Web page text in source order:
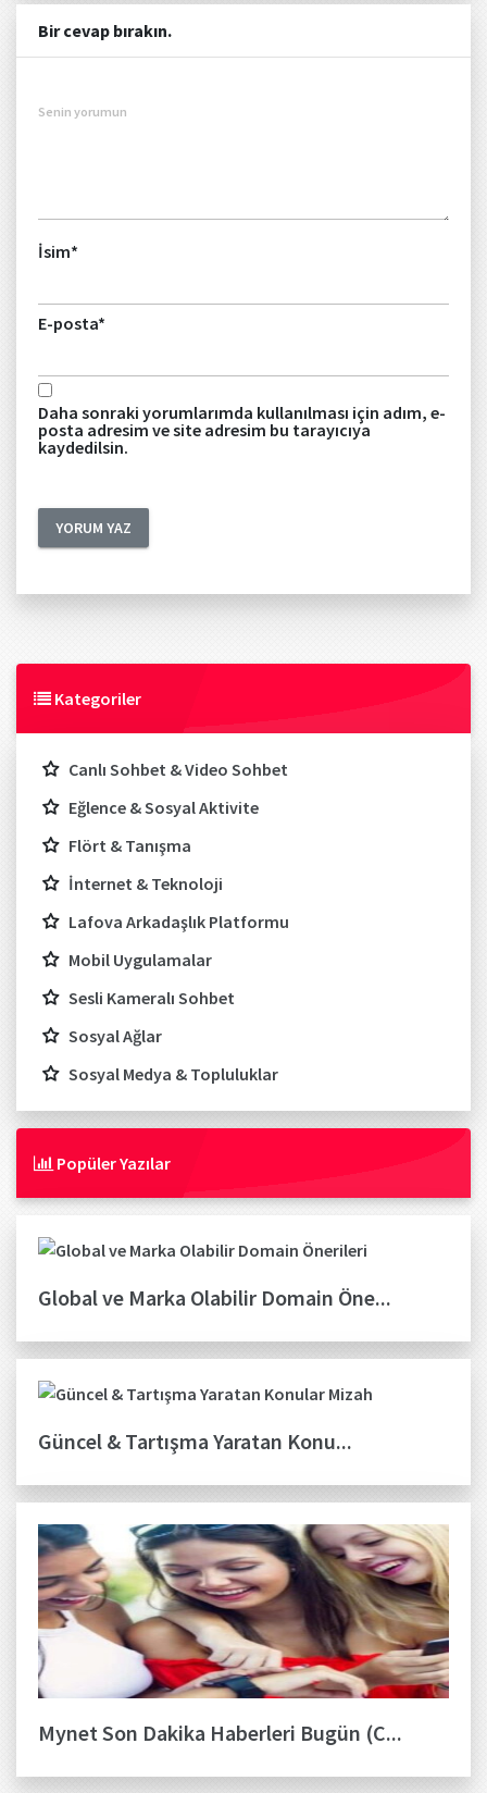
Bir cevap bırakın.
Senin yorumun
İsim*
E-posta*
Daha sonraki yorumlarımda kullanılması için adım, e-
posta adresim ve site adresim bu tarayıcıya
kaydedilsin.
Kategoriler
Canlı Sohbet & Video Sohbet
Eğlence & Sosyal Aktivite
Flört & Tanışma
İnternet & Teknoloji
Lafova Arkadaşlık Platformu
Mobil Uygulamalar
Sesli Kameralı Sohbet
Sosyal Ağlar
Sosyal Medya & Topluluklar
Popüler Yazılar
Global ve Marka Olabilir Domain Öne...
Güncel & Tartışma Yaratan Konu...
Mynet Son Dakika Haberleri Bugün (C...